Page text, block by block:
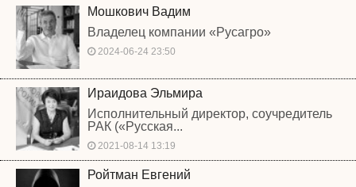
Мошкович Вадим
Владелец компании «Русагро»
2024-06-24 23:50
Ираидова Эльмира
Исполнительный директор, соучредитель
РАК («Русская...
2021-08-14 13:19
Ройтман Евгений